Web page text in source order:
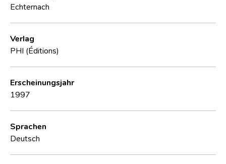
Echternach
Verlag
PHI (Éditions)
Erscheinungsjahr
1997
Sprachen
Deutsch